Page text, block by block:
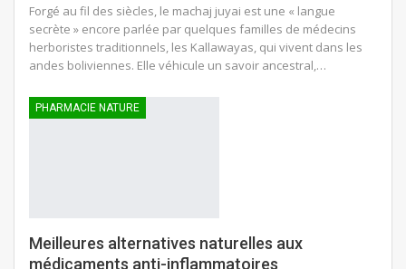
Forgé au fil des siècles, le machaj juyai est une « langue
secrète » encore parlée par quelques familles de médecins
herboristes traditionnels, les Kallawayas, qui vivent dans les
andes boliviennes. Elle véhicule un savoir ancestral,…
PHARMACIE NATURE
Meilleures alternatives naturelles aux
médicaments anti-inflammatoires